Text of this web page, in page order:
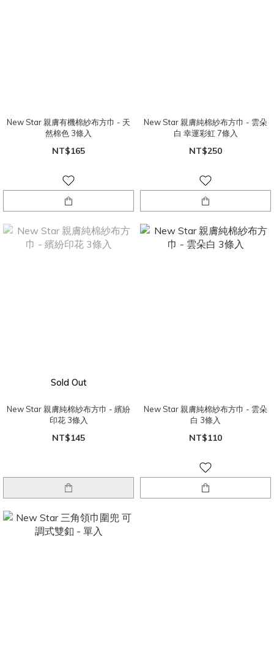
New Star 親膚有機棉紗布方巾 - 天
然棉色 3條入
NT$165
New Star 親膚純棉紗布方巾 - 雲朵
白 幸運彩虹 7條入
NT$250
Sold Out
New Star 親膚純棉紗布方巾 - 繽紛
印花 3條入
NT$145
New Star 親膚純棉紗布方巾 - 雲朵
白 3條入
NT$110